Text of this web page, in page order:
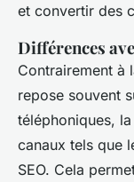
et convertir des
Différences
Contrairement à
repose souvent
téléphoniques,
canaux tels que
SEO. Cela